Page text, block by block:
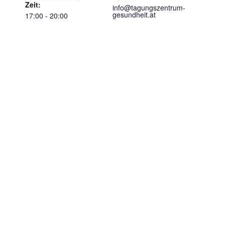
Zeit:
17:00 - 20:00
info@tagungszentrum-
gesundheit.at